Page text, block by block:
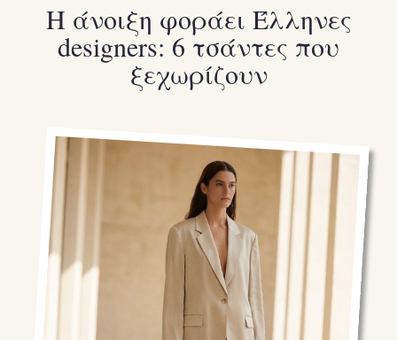
TALK OF THE TOWN
PLEASURES
Facebook
Instagram
Youtube
TikTok
X(Twitter)
Η άνοιξη φοράει Έλληνες
designers: 6 τσάντες που
ξεχωρίζουν